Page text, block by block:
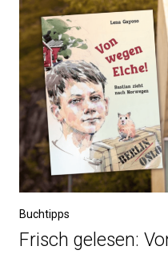
Buchtipps
Frisch gelesen: